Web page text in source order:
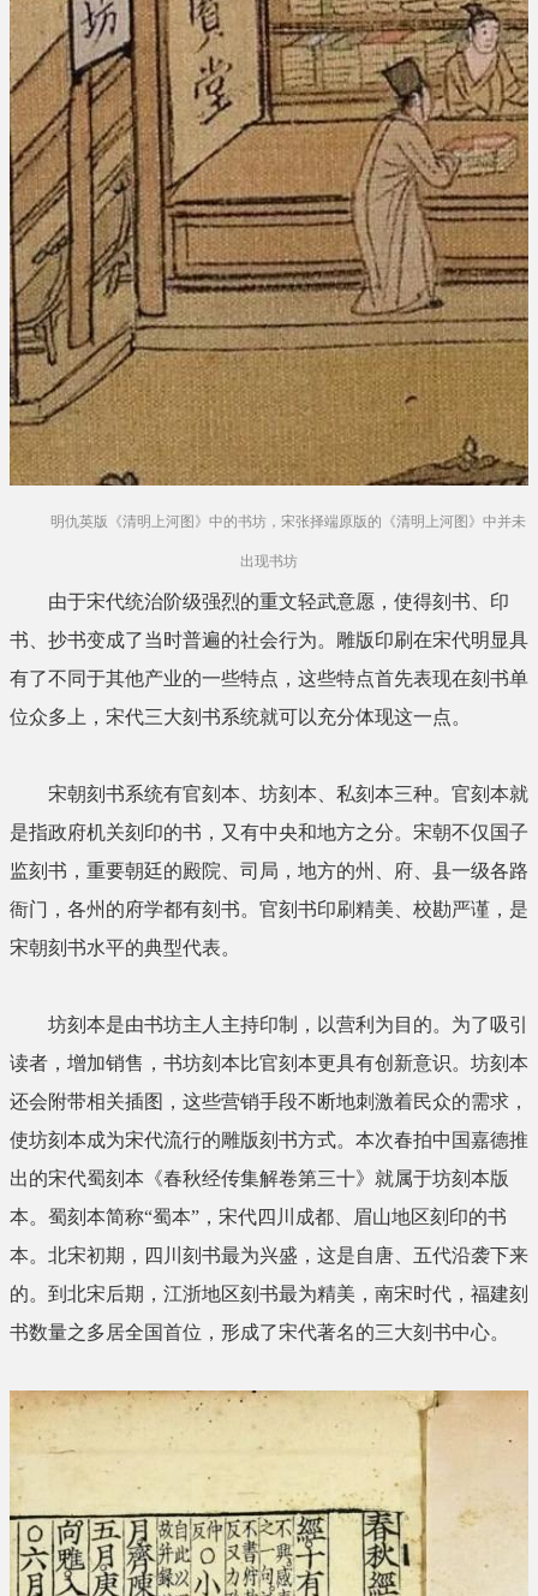
明仇英版《清明上河图》中的书坊，宋张择端原版的《清明上河图》中并未
出现书坊
由于宋代统治阶级强烈的重文轻武意愿，使得刻书、印
书、抄书变成了当时普遍的社会行为。雕版印刷在宋代明显具
有了不同于其他产业的一些特点，这些特点首先表现在刻书单
位众多上，宋代三大刻书系统就可以充分体现这一点。
宋朝刻书系统有官刻本、坊刻本、私刻本三种。官刻本就
是指政府机关刻印的书，又有中央和地方之分。宋朝不仅国子
监刻书，重要朝廷的殿院、司局，地方的州、府、县一级各路
衙门，各州的府学都有刻书。官刻书印刷精美、校勘严谨，是
宋朝刻书水平的典型代表。
坊刻本是由书坊主人主持印制，以营利为目的。为了吸引
读者，增加销售，书坊刻本比官刻本更具有创新意识。坊刻本
还会附带相关插图，这些营销手段不断地刺激着民众的需求，
使坊刻本成为宋代流行的雕版刻书方式。本次春拍中国嘉德推
出的宋代蜀刻本《春秋经传集解卷第三十》就属于坊刻本版
本。蜀刻本简称“蜀本”，宋代四川成都、眉山地区刻印的书
本。北宋初期，四川刻书最为兴盛，这是自唐、五代沿袭下来
的。到北宋后期，江浙地区刻书最为精美，南宋时代，福建刻
书数量之多居全国首位，形成了宋代著名的三大刻书中心。